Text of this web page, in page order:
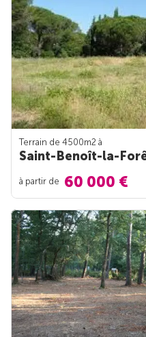
Terrain de 4500m2 à
Saint-Benoît-la-
à partir de 60 000 €